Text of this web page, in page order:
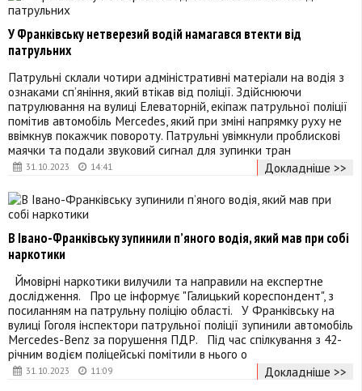
31.10.2023 14:41
У Франківську нетверезий водій намагався втекти від
патрульних
Патрульні склали чотири адміністративні матеріали на водія з
ознаками сп’яніння, який втікав від поліції. Здійснюючи
патрулювання на вулиці Елеваторній, екіпаж патрульної поліції
помітив автомобіль Mercedes, який при зміні напрямку руху не
ввімкнув покажчик повороту. Патрульні увімкнули проблискові
маячки та подали звуковий сигнал для зупинки тран
Докладніше >>
31.10.2023 11:09
В Івано-Франківську зупинили п’яного водія, який мав при собі
наркотики
Ймовірні наркотики вилучили та направили на експертне
дослідження. Про це інформує "Галицький кореспондент", з
посиланням на патрульну поліцію області. У Франківську на
вулиці Гоголя інспектори патрульної поліції зупинили автомобіль
Mercedes-Benz за порушення ПДР. Під час спілкування з 42-
річним водієм поліцейські помітили в нього о
Докладніше >>